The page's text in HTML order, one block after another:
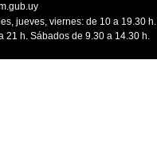
jueves, viernes: de 10 a 19.30 h.
21 h. Sábados de 9.30 a 14.30 h.